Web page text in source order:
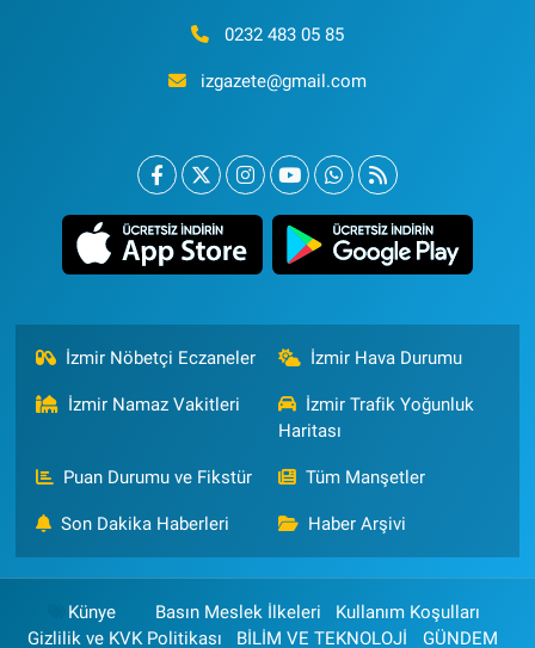
0232 483 05 85
izgazete@gmail.com
İzmir Nöbetçi Eczaneler İzmir Hava Durumu
İzmir Namaz Vakitleri
İzmir Trafik Yoğunluk
Haritası
Puan Durumu ve Fikstür Tüm Manşetler
Son Dakika Haberleri Haber Arşivi
Künye Basın Meslek İlkeleri
Kullanım Koşulları
Gizlilik ve KVK Politikası
BİLİM VE TEKNOLOJİ GÜNDEM